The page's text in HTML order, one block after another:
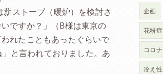
ストーブ（暖炉）を検討さ
ですか？」（B様は東京の
れたこともあったぐらいで
と言われておりました。あ
企画
花粉
コロ
冷え性